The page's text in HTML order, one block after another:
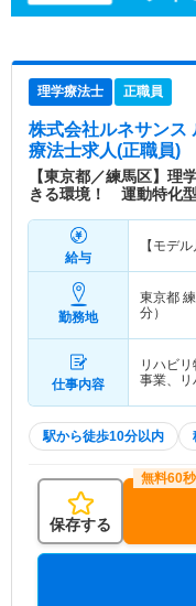
理学療法士 正職員
株式会社ルネサンス
療法士求人(正職員)
【東京都／練馬区】理
きる環境！ 運動特化
給与
【モデル
勤務地
東京都
分）
仕事内容
リハビ
事業、
駅から徒歩10分以内
保存する